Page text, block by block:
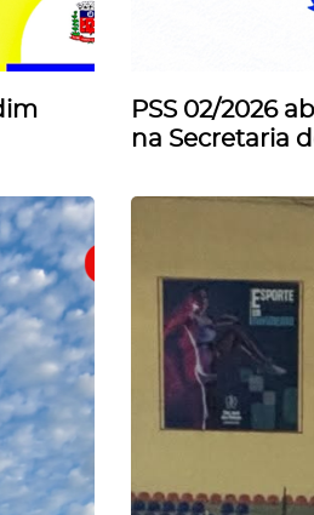
PSS 02/2026
na Secretaria